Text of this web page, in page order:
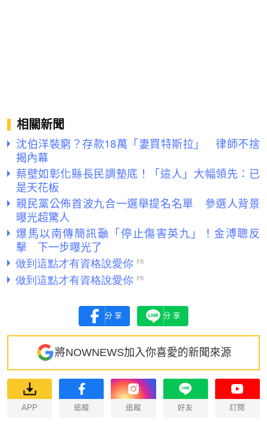
相關新聞
沈伯洋裝窮？存款18萬「妻買特斯拉」 律師不捨
揭內幕
蔡壁如彰化縣長民調墊底！「這人」大幅領先：已
是天花板
親民黨公佈首波九合一選舉提名名單 參選人背景
曝光超驚人
爆馬以南傳簡訊籲「停止傷害英九」！金溥聰反
擊 下一步曝光了
分享 分享
將NOWNEWS加入你喜愛的新聞來源
APP 追蹤 追蹤 好友 訂閱